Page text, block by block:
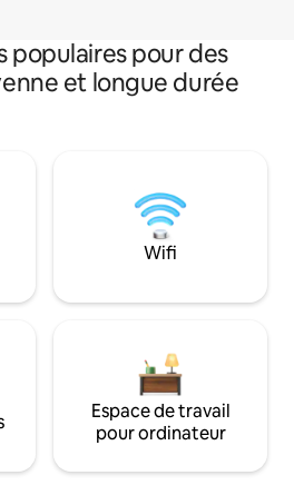
populaires pour des
et longue durée
Wifi
Espace de travail
pour ordinateur